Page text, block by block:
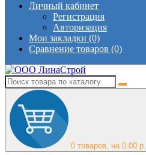
Личный кабинет
Регистрация
Авторизация
Мои закладки (0)
Сравнение товаров (0)
0 товаров, на 0.00 р.